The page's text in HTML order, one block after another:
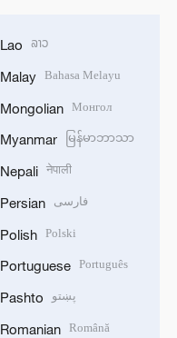
Lao ລາວ
Malay Bahasa Melayu
Mongolian Монгол
Myanmar မြန်မာဘာသာ
Nepali नेपाली
Persian فارسی
Polish Polski
Portuguese Português
Pashto پښتو
Romanian Română